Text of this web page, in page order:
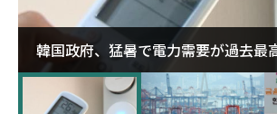
韓国政府、猛暑で電力需要が過去最
に需給対応体制を点検